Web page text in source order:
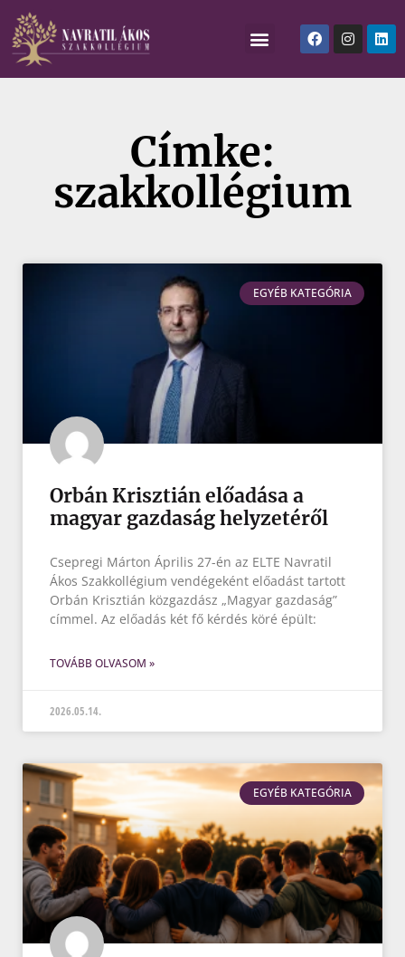
Címke:
szakkollégium
EGYÉB KATEGÓRIA
Orbán Krisztián előadása a
magyar gazdaság helyzetéről
Csepregi Márton Április 27-én az ELTE Navratil
Ákos Szakkollégium vendégeként előadást tartott
Orbán Krisztián közgazdász „Magyar gazdaság”
címmel. Az előadás két fő kérdés köré épült:
TOVÁBB OLVASOM »
2026.05.14.
EGYÉB KATEGÓRIA